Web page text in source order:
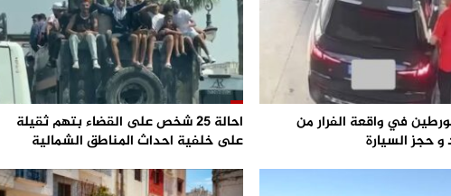
في واقعة الفرار من
حجز السيارة
احالة 25 شخص على القضاء بتهم ثقيلة
على خلفية احداث المناطق الشمالية